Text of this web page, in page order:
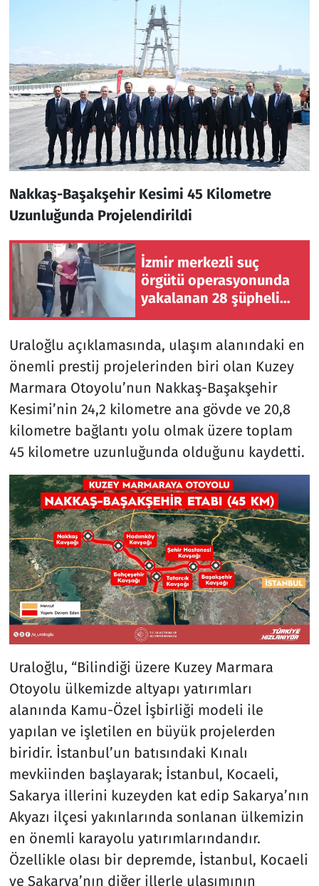
Nakkaş-Başakşehir Kesimi 45 Kilometre
Uzunluğunda Projelendirildi
İzmir merkezli suç
örgütü operasyonunda
yakalanan 28 şüpheli
Uraloğlu açıklamasında, ulaşım alanındaki en
önemli prestij projelerinden biri olan Kuzey
Marmara Otoyolu’nun Nakkaş-Başakşehir
Kesimi’nin 24,2 kilometre ana gövde ve 20,8
kilometre bağlantı yolu olmak üzere toplam
45 kilometre uzunluğunda olduğunu kaydetti.
Uraloğlu, “Bilindiği üzere Kuzey Marmara
Otoyolu ülkemizde altyapı yatırımları
alanında Kamu-Özel İşbirliği modeli ile
yapılan ve işletilen en büyük projelerden
biridir. İstanbul’un batısındaki Kınalı
mevkiinden başlayarak; İstanbul, Kocaeli,
Sakarya illerini kuzeyden kat edip Sakarya’nın
Akyazı ilçesi yakınlarında sonlanan ülkemizin
en önemli karayolu yatırımlarındandır.
Özellikle olası bir depremde, İstanbul, Kocaeli
ve Sakarya’nın diğer illerle ulaşımının